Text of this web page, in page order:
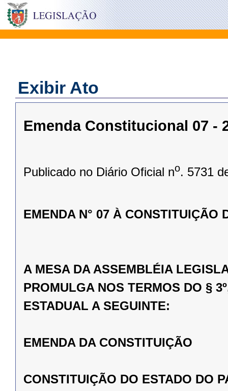
Exibir Ato
Emenda Constitucional 07 -
Publicado no Diário Oficial no. 5731
EMENDA N° 07 À CONSTITUIÇÃO
A MESA DA ASSEMBLÉIA
PROMULGA NOS TERMOS DO §
ESTADUAL A SEGUINTE:
EMENDA DA CONSTITUIÇÃO
CONSTITUIÇÃO DO ESTADO DO